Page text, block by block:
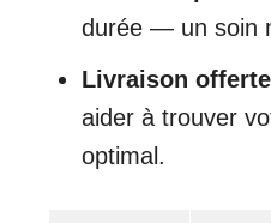
durée — un soin
Livraison
aider à trouver
optimal.